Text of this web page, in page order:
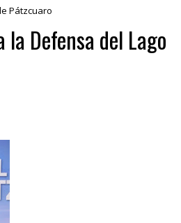
Pátzcuaro
Defensa del Lago